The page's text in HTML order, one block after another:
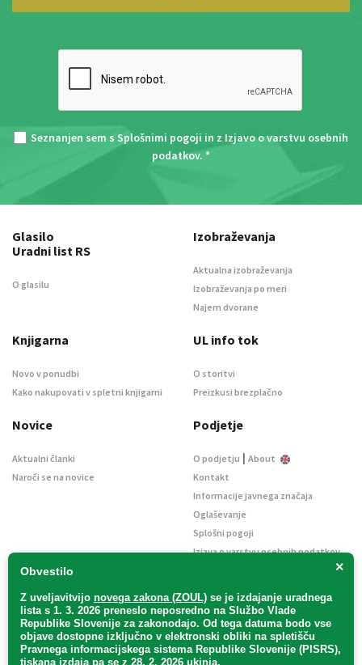
Seznanjen sem s Splošnimi pogoji in z Izjavo o varstvu osebnih
podatkov. *
×
Obvestilo
Z uveljavitvijo novega zakona (ZOUL) se je izdajanje uradnega
lista s 1. 3. 2026 preneslo neposredno na Službo Vlade
Republike Slovenije za zakonodajo. Od tega datuma bodo vse
objave dostopne izključno v elektronski obliki na spletišču
Pravnega informacijskega sistema Republike Slovenije (PISRS),
tiskana izdaja pa se z 28. 2. 2026 ukinja.
Glasilo
Uradni list RS
O glasilu
Izobraževanja
Aktualna izobraževanja
Izobraževanja po meri
Najem dvorane
Knjigarna
Novo v ponudbi
Kako nakupovati v spletni knjigarni
UL info tok
O storitvi
Preizkusi brezplačno
Novice
Aktualni članki
Naroči se na novice
Podjetje
O podjetju | About
Kontakt
Informacije javnega značaja
Oglaševanje
Splošni pogoji
Izjava o varstvu osebnih podatkov
Uradni list d. o. o. – v likvidaciji / Vse pravice pridržane.